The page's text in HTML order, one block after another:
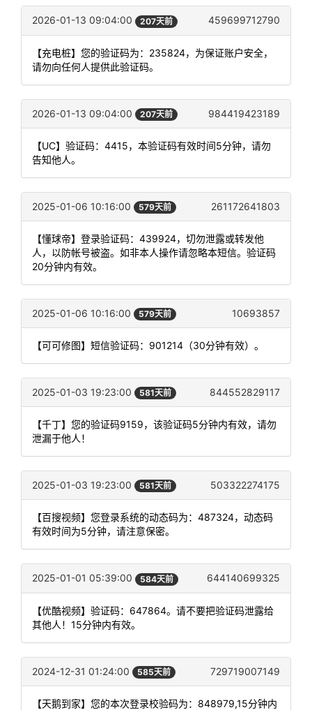
2026-01-13 09:04:00 207天前 459699712790
【充电桩】您的验证码为：235824，为保证账户安全，
请勿向任何人提供此验证码。
2026-01-13 09:04:00 207天前 984419423189
【UC】验证码：4415，本验证码有效时间5分钟，请勿
告知他人。
2025-01-06 10:16:00 579天前 261172641803
【懂球帝】登录验证码：439924，切勿泄露或转发他
人，以防帐号被盗。如非本人操作请忽略本短信。验证码
20分钟内有效。
2025-01-06 10:16:00 579天前 10693857
【可可修图】短信验证码：901214（30分钟有效）。
2025-01-03 19:23:00 581天前 844552829117
【千丁】您的验证码9159，该验证码5分钟内有效，请勿
泄漏于他人！
2025-01-03 19:23:00 581天前 503322274175
【百搜视频】您登录系统的动态码为：487324，动态码
有效时间为5分钟，请注意保密。
2025-01-01 05:39:00 584天前 644140699325
【优酷视频】验证码：647864。请不要把验证码泄露给
其他人！15分钟内有效。
2024-12-31 01:24:00 585天前 729719007149
【天鹅到家】您的本次登录校验码为：848979,15分钟内